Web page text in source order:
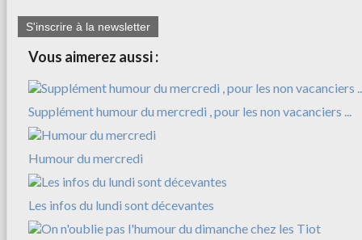
S'inscrire à la newsletter
Vous aimerez aussi :
Supplément humour du mercredi , pour les non vacanciers ...
Humour du mercredi
Les infos du lundi sont décevantes